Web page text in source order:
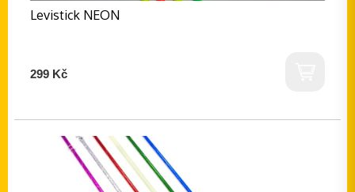
Levistick NEON
299 Kč